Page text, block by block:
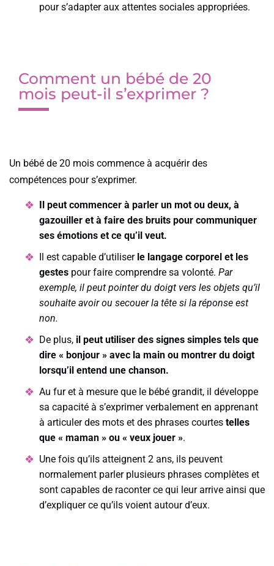
pour s’adapter aux attentes sociales appropriées.
Comment un bébé de 20
mois peut-il s’exprimer ?
Un bébé de 20 mois commence à acquérir des
compétences pour s’exprimer.
Il peut commencer à parler un mot ou deux, à
gazouiller et à faire des bruits pour communiquer
ses émotions et ce qu’il veut.
Il est capable d’utiliserle langage corporel et les
gestes pour faire comprendre sa volonté. Par
exemple, il peut pointer du doigt vers les objets qu’il
souhaite avoir ou secouer la tête si la réponse est
non.
De plus, il peut utiliser des signes simples tels que
dire « bonjour » avec la main ou montrer du doigt
lorsqu’il entend une chanson.
Au fur et à mesure que le bébé grandit, il développe
sa capacité à s’exprimer verbalement en apprenant
à articuler des mots et des phrases courtes telles
que « maman » ou « veux jouer ».
Une fois qu’ils atteignent 2 ans, ils peuvent
normalement parler plusieurs phrases complètes et
sont capables de raconter ce qui leur arrive ainsi que
d’expliquer ce qu’ils voient autour d’eux.